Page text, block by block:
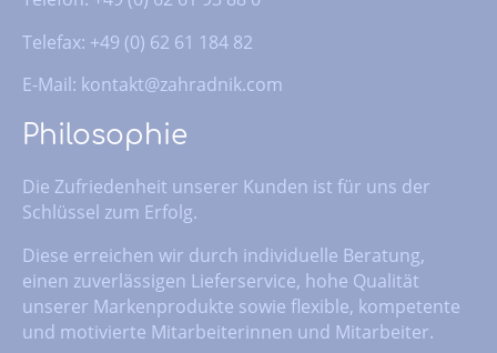
Telefax: +49 (0) 62 61 184 82
E-Mail: kontakt@zahradnik.com
Philosophie
Die Zufriedenheit unserer Kunden ist für uns der
Schlüssel zum Erfolg.
Diese erreichen wir durch individuelle Beratung,
einen zuverlässigen Lieferservice, hohe Qualität
unserer Markenprodukte sowie flexible, kompetente
und motivierte Mitarbeiterinnen und Mitarbeiter.